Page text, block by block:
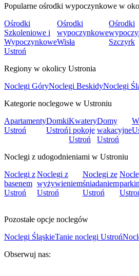
Popularne ośrodki wypoczynkowe w
Ośrodki
Szkoleniowe i
Wypoczynkowe
Ustroń
Ośrodki
wypoczynkowe
Wisła
Ośrodki
Szczyrk
Regiony w okolicy Ustronia
Noclegi GóryNoclegi BeskidyNoclegi
Kategorie noclegowe w Ustroniu
Apartamenty
Ustroń
Domki
Ustroń
Kwatery
i pokoje
Ustroń
Domy
wakacyjne
Ustroń
Noclegi z udogodnieniami w Ustroniu
Noclegi z
basenem
Ustroń
Noclegi z
wyżywieniem
Ustroń
Noclegi ze
śniadaniem
Ustroń
Pozostałe opcje noclegów
Noclegi ŚląskieTanie noclegi Ustroń
Obserwuj nas: